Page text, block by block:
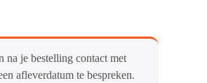
na je bestelling contact met
afleverdatum te bespreken.